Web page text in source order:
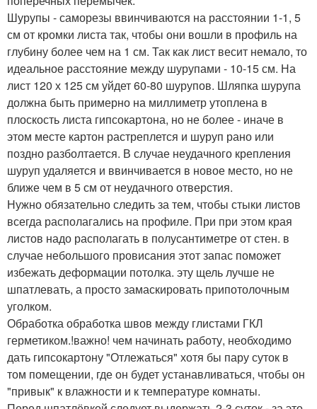
Шурупы - саморезы ввинчиваются на расстоянии 1-1, 5
см от кромки листа так, чтобы они вошли в профиль на
глубину более чем на 1 см. Так как лист весит немало, то
идеальное расстояние между шурупами - 10-15 см. На
лист 120 х 125 см уйдет 60-80 шурупов. Шляпка шурупа
должна быть примерно на миллиметр утоплена в
плоскость листа гипсокартона, но не более - иначе в
этом месте картон растреплется и шуруп рано или
поздно разболтается. В случае неудачного крепления
шуруп удаляется и ввинчивается в новое место, но не
ближе чем в 5 см от неудачного отверстия.
Нужно обязательно следить за тем, чтобы стыки листов
всегда располагались на профиле. При при этом края
листов надо располагать в полусантиметре от стен. в
случае небольшого провисания этот запас поможет
избежать деформации потолка. эту щель лучше не
шпатлевать, а просто замаскировать припотолочным
уголком.
Обработка обработка швов между глистами ГКЛ
герметиком.!важно! чем начинать работу, необходимо
дать гипсокартону "Отлежаться" хотя бы пару суток в
том помещении, где он будет устанавливаться, чтобы он
"привык" к влажности и к температуре комнаты.